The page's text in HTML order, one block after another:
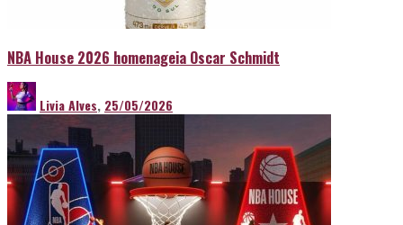
NBA House 2026 homenageia Oscar Schmidt
Livia Alves, 25/05/2026